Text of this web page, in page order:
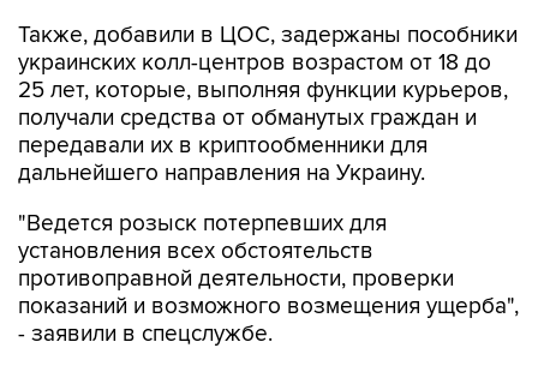
Также, добавили в ЦОС, задержаны пособники
украинских колл-центров возрастом от 18 до
25 лет, которые, выполняя функции курьеров,
получали средства от обманутых граждан и
передавали их в криптообменники для
дальнейшего направления на Украину.
"Ведется розыск потерпевших для
установления всех обстоятельств
противоправной деятельности, проверки
показаний и возможного возмещения ущерба",
- заявили в спецслужбе.